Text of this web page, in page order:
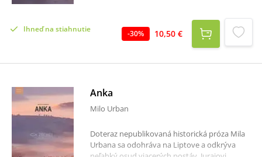
Boguš sú ešte nažive. Cesty oboch súrodencov
sa nečakane skrížili na Veľkom hrade, ktorý bol
v rukách krutého Petra Komorovského.
Ihneď na stiahnutie -30% 10,50 €
Anka
Milo Urban
Doteraz nepublikovaná historická próza Mila
Urbana sa odohráva na Liptove a odkrýva